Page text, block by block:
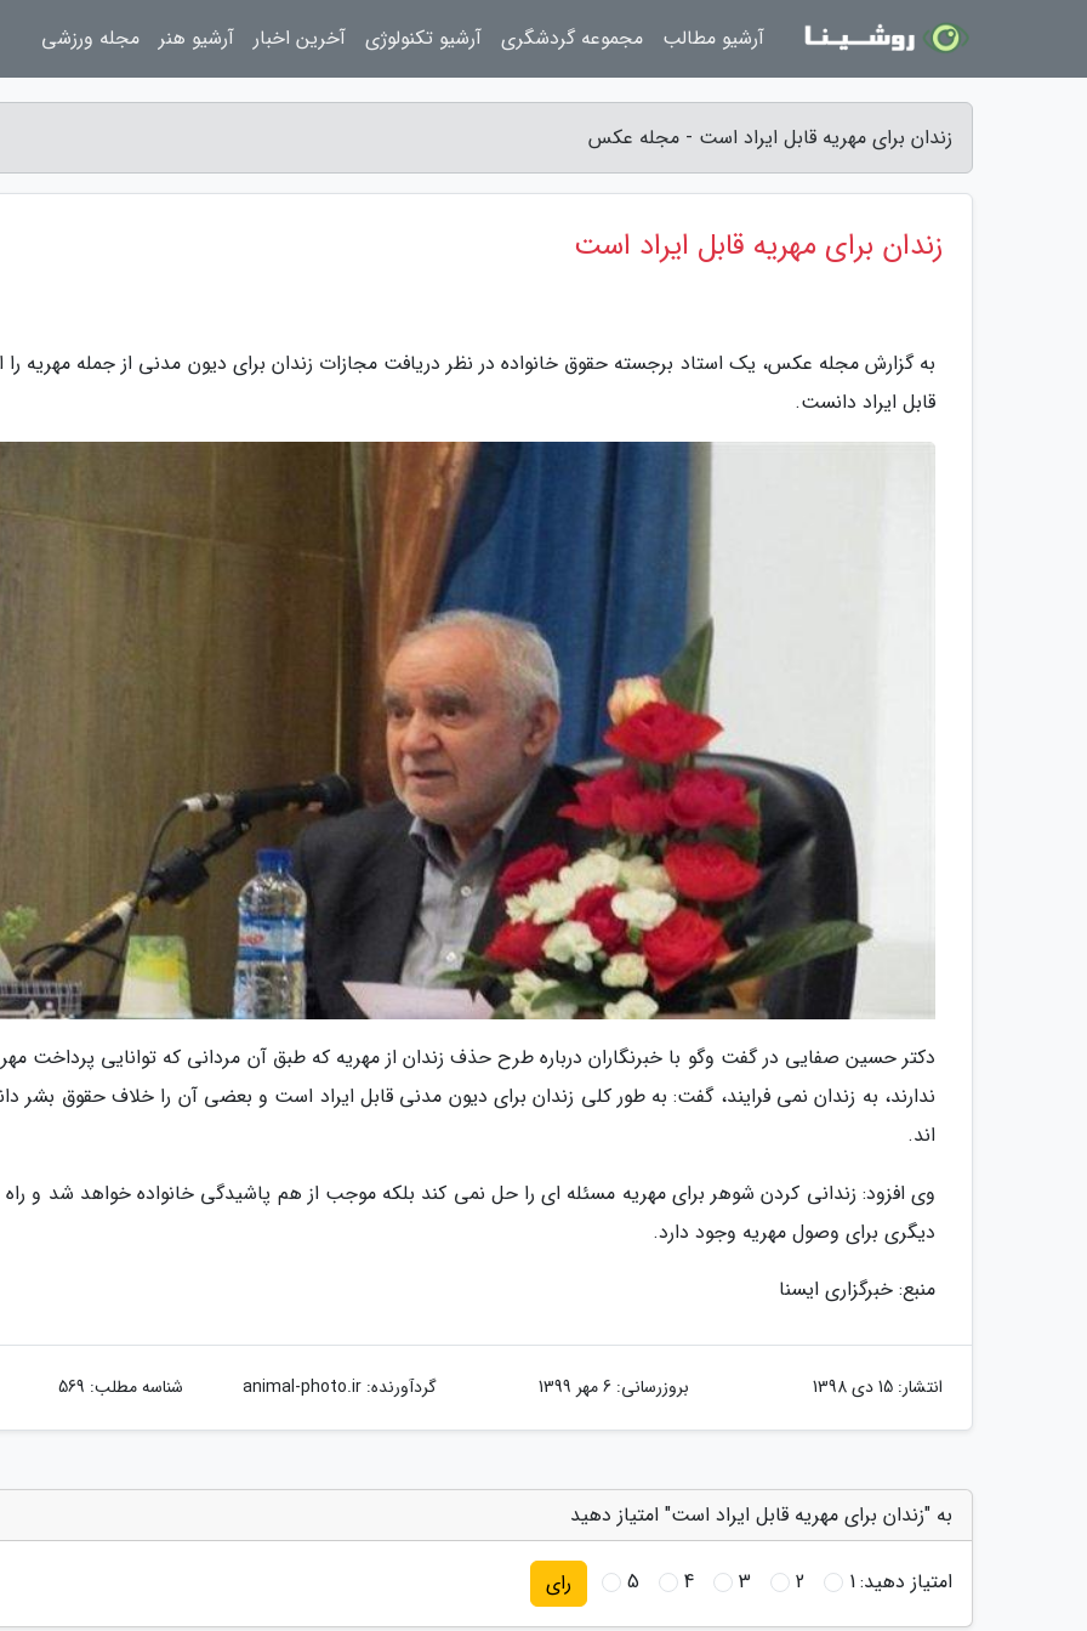
زندان برای مهریه قابل ایراد است - مجله عکس
زندان برای مهریه قابل ایراد است
به گزارش مجله عکس، یک استاد برجسته حقوق خانواده در نظر دریافت مجازات زندان برای دیون مدنی از جمله مهریه را
قابل ایراد دانست.
دکتر حسین صفایی در گفت وگو با خبرنگاران درباره طرح حذف زندان از مهریه که طبق آن مردانی که توانایی پرداخت
ندارند، به زندان نمی فرایند، گفت: به طور کلی زندان برای دیون مدنی قابل ایراد است و بعضی آن را خلاف حقوق بشر
اند.
وی افزود: زندانی کردن شوهر برای مهریه مسئله ای را حل نمی کند بلکه موجب از هم پاشیدگی خانواده خواهد شد و
دیگری برای وصول مهریه وجود دارد.
منبع: خبرگزاری ایسنا
انتشار: 15 دی 1398 بروزرسانی: 6 مهر 1399 گردآورنده:animal-photo.ir شناسه مطلب: 569
به "زندان برای مهریه قابل ایراد است" امتیاز دهید
امتیاز دهید:1
2
3
4
5 رای
آرشیو مطالب مجموعه گردشگری آرشیو تکنولوژی آخرین اخبار آرشیو هنر مجله ورزشی